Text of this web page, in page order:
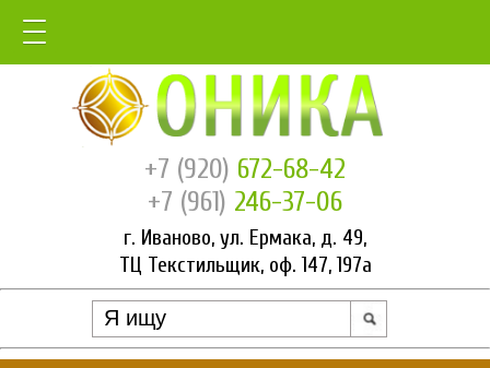
+7 (920) 672-68-42
+7 (961) 246-37-06
г. Иваново, ул. Ермака, д. 49,
ТЦ Текстильщик, оф. 147, 197а